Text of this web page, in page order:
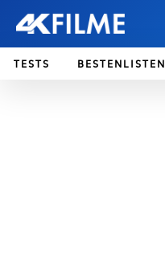
TESTS BESTENLISTEN